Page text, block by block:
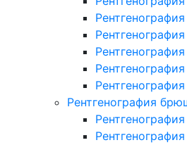
Рентгенография